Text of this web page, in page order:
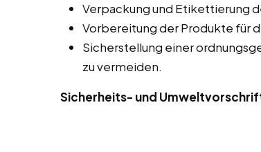
Verpackung und Etikettierung
Vorbereitung der Produkte für
Sicherstellung einer
zu vermeiden.
Sicherheits- und